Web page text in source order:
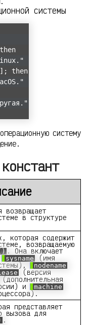
системы
then
систему
возвращает
в структуре
которая содержит
возвращаемую
. Она включает
sysname
(имя
nodename
(версия
(дополнительная
и machine
представляет
вызова для
.